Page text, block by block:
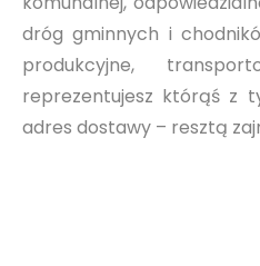
dróg gminnych i
produkcyjne,
reprezentujesz którąś z
adres dostawy – resztą